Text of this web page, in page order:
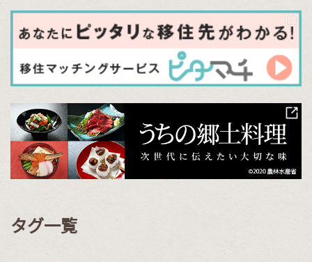
タグ一覧